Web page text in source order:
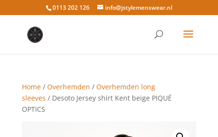
0113 202 126 info@jstylemenswear.nl
Home/ Overhemden / Overhemden long
sleeves / Desoto Jersey shirt Kent beige PIQUÉ
OPTICS